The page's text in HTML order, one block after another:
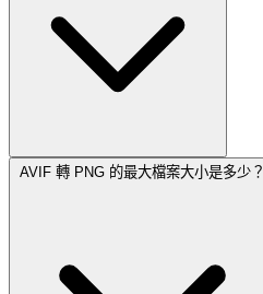
AVIF 轉 PNG 的最大檔案大小是多少？